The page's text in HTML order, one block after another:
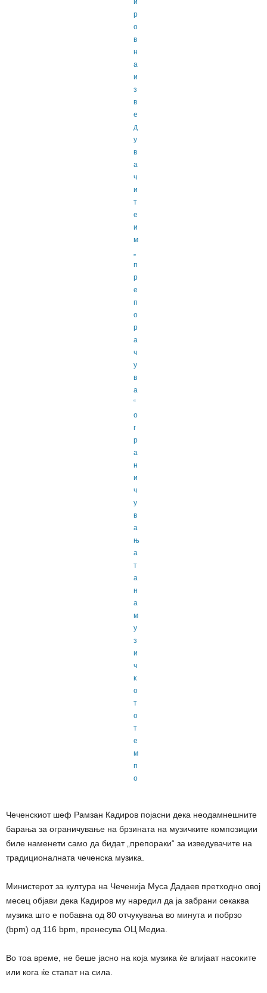
Чеченскиот шеф Рамзан Кадиров појасни дека неодамнешните
барања за ограничување на брзината на музичките композиции
биле наменети само да бидат „препораки“ за изведувачите на
традиционалната чеченска музика.
Министерот за култура на Чеченија Муса Дадаев претходно овој
месец објави дека Кадиров му наредил да ја забрани секаква
музика што е побавна од 80 отчукувања во минута и побрзо
(bpm) од 116 bpm, пренесува ОЦ Медиа.
Во тоа време, не беше јасно на која музика ќе влијаат насоките
или кога ќе стапат на сила.